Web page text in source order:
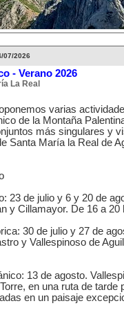
07/2026
- Verano 2026
La Real
varias
de la Montaña
más singulares y
Santa María la Real de
23 de julio y 6 y 20 de
y Cillamayor. De 16 a 20
30 de julio y 27 de
y Vallespinoso de
13 de agosto.
en una ruta de tarde
en un paisaje